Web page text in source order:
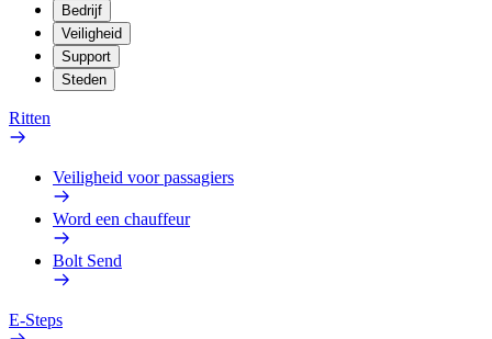
Bedrijf
Veiligheid
Support
Steden
Ritten
Veiligheid voor passagiers
Word een chauffeur
Bolt Send
E-Steps